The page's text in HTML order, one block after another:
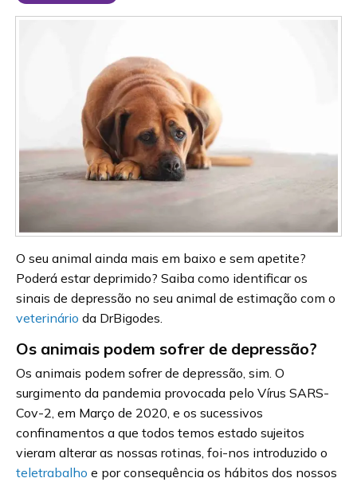
O seu animal ainda mais em baixo e sem apetite?
Poderá estar deprimido? Saiba como identificar os
sinais de depressão no seu animal de estimação com o
veterinário da DrBigodes.
Os animais podem sofrer de depressão?
Os animais podem sofrer de depressão, sim. O
surgimento da pandemia provocada pelo Vírus SARS-
Cov-2, em Março de 2020, e os sucessivos
confinamentos a que todos temos estado sujeitos
vieram alterar as nossas rotinas, foi-nos introduzido o
teletrabalho e por consequência os hábitos dos nossos